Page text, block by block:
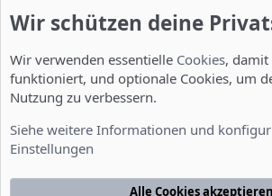
Nutzungsbedingungen
Wir schützen deine
Wir verwenden essentielle Cookies, damit
funktioniert, und optionale Cookies, um
Nutzung zu verbessern.
Siehe weitere Informationen und
Einstellungen
Alle Cookies akzeptieren